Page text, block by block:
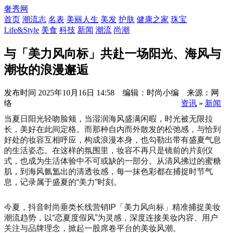
奢秀网
首页 潮流志 名表 美丽人生 美发 护肤 健康之家 珠宝
Life&Style 美食 科技 新闻 潮流 尚潮
与「美力风向标」共赴一场阳光、海风与
潮妆的浪漫邂逅
发布时间 2025年10月16日 14:58 编辑：时尚小编 来源：网
络
资讯 » 新闻
当夏日阳光轻吻脸颊，当湿润海风盛满闲暇，时光被无限拉
长，美好在此间定格。而那种自内而外散发的松弛感，与恰到
好处的妆容互相呼应，构成浪漫本身，也勾勒出带有盛夏气息
的生活姿态。在这样的氛围里，妆容不再只是镜前的片刻仪
式，也成为生活体验中不可或缺的一部分。从清风拂过的蜜糖
肌，到海风氤氲出的清透妆感，每一抹色彩都在捕捉时节气
息，记录属于盛夏的“美力”时刻。
今夏，抖音时尚垂类长线营销IP「美力风向标」精准捕捉美妆
潮流趋势，以“恋夏度假风”为灵感，深度连接美妆内容、用户
关注与品牌理念，掀起一股席卷平台的美妆风潮。